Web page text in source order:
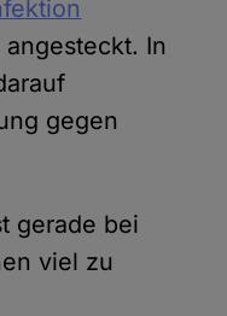
In
gegen
gerade bei
viel zu